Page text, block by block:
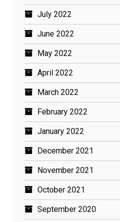
July 2022
June 2022
May 2022
April 2022
March 2022
February 2022
January 2022
December 2021
November 2021
October 2021
September 2020